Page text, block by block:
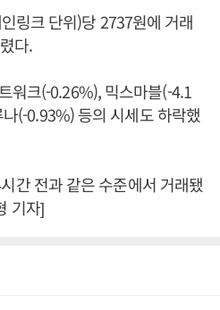
링크 단위)당 2737원에 거래
다.
워크(-0.26%), 믹스마블(-4.1
(-0.93%) 등의 시세도 하락했
간 전과 같은 수준에서 거래됐
기자]